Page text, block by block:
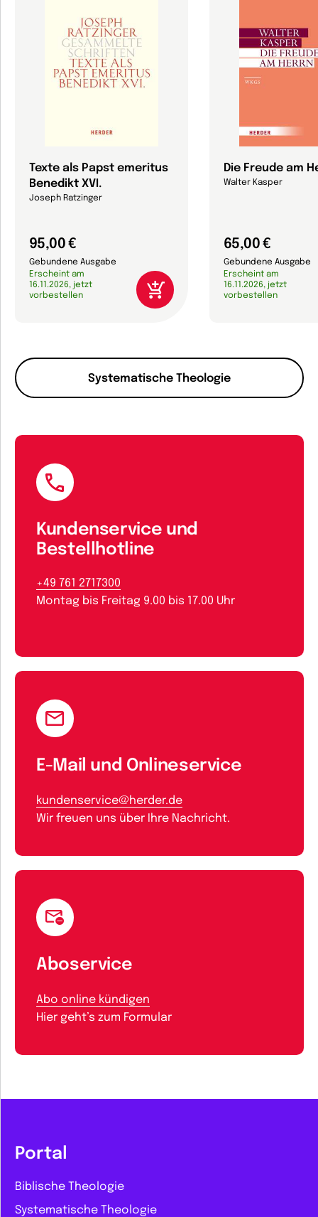
Systematische Theologie
Texte als Papst emeritus
Benedikt XVI.
Joseph Ratzinger
95,00 €
Gebundene Ausgabe
Erscheint am
16.11.2026, jetzt
vorbestellen
Die Freude am
Walter Kasper
65,00 €
Gebundene Ausgabe
Erscheint am
16.11.2026, jetzt
vorbestellen
Kundenservice und
Bestellhotline
+49 761 2717300
Montag bis Freitag 9.00 bis 17.00 Uhr
E-Mail und Onlineservice
kundenservice@herder.de
Wir freuen uns über Ihre Nachricht.
Aboservice
Abo online kündigen
Hier geht’s zum Formular
Portal
Biblische Theologie
Systematische Theologie